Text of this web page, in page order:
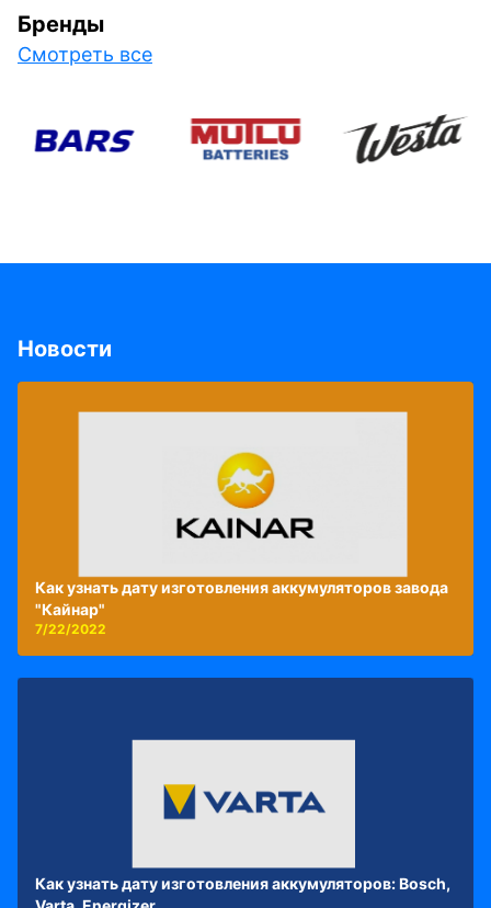
Бренды
Смотреть все
Новости
Как узнать дату изготовления аккумуляторов завода
"Кайнар"
7/22/2022
Как узнать дату изготовления аккумуляторов: Bosch,